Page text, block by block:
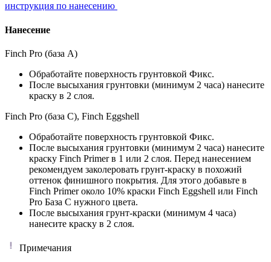
инструкция по нанесению
Нанесение
Finch Pro (база А)
Обработайте поверхность грунтовкой Фикс.
После высыхания грунтовки (минимум 2 часа) нанесите
краску в 2 слоя.
Finch Pro (база C), Finch Eggshell
Обработайте поверхность грунтовкой Фикс.
После высыхания грунтовки (минимум 2 часа) нанесите
краску Finch Primer в 1 или 2 слоя. Перед нанесением
рекомендуем заколеровать грунт-краску в похожий
оттенок финишного покрытия. Для этого добавьте в
Finch Primer около 10% краски Finch Eggshell или Finch
Pro База C нужного цвета.
После высыхания грунт-краски (минимум 4 часа)
нанесите краску в 2 слоя.
Примечания